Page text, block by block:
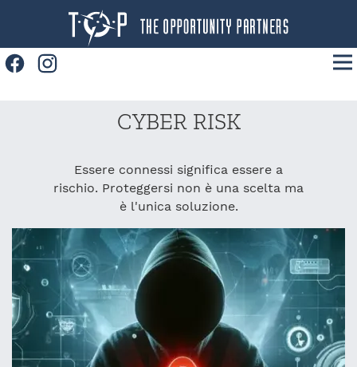
FacebookInstagram
Convenzioni
Contatti
Lavora con noi
CYBER RISK
Essere connessi significa essere a
rischio. Proteggersi non è una scelta ma
è l'unica soluzione.